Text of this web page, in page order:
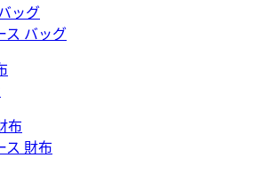
ッグ
ス バッグ
布
ス 財布